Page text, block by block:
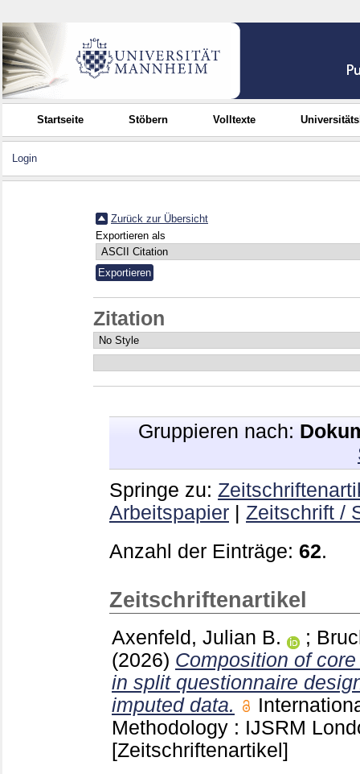
Startseite Stöbern Volltexte
Login
Zurück zur Übersicht
Exportieren als
Zitation
Gruppieren nach:
Springe zu:
Arbeitspapier
Zeitschrift /
Anzahl der Einträge: 62.
Zeitschriftenartikel
Axenfeld, Julian B. ;
(2026) Composition of
in split questionnaire
imputed data.
Methodology : IJSRM
[Zeitschriftenartikel]